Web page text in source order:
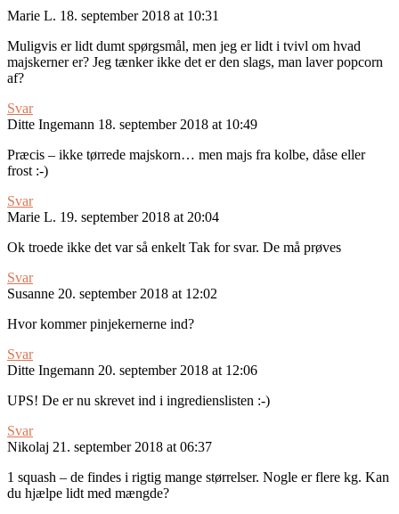
Marie L. 18. september 2018 at 10:31
Muligvis er lidt dumt spørgsmål, men jeg er lidt i tvivl om hvad
majskerner er? Jeg tænker ikke det er den slags, man laver popcorn
af?
Svar
Ditte Ingemann 18. september 2018 at 10:49
Præcis – ikke tørrede majskorn… men majs fra kolbe, dåse eller
frost :-)
Svar
Marie L. 19. september 2018 at 20:04
Ok troede ikke det var så enkelt Tak for svar. De må prøves
Svar
Susanne 20. september 2018 at 12:02
Hvor kommer pinjekernerne ind?
Svar
Ditte Ingemann 20. september 2018 at 12:06
UPS! De er nu skrevet ind i ingredienslisten :-)
Svar
Nikolaj 21. september 2018 at 06:37
1 squash – de findes i rigtig mange størrelser. Nogle er flere kg. Kan
du hjælpe lidt med mængde?